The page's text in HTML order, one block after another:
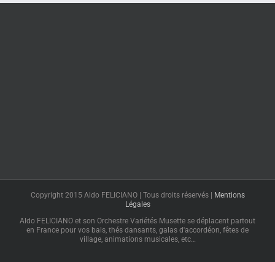
Copyright 2015 Aldo FELICIANO | Tous droits réservés |
Mentions
Légales
Aldo FELICIANO et son Orchestre Variétés Musette se déplacent partout
en France pour vos bals, thés dansants, galas d'accordéon, fêtes de
village, animations musicales, etc…